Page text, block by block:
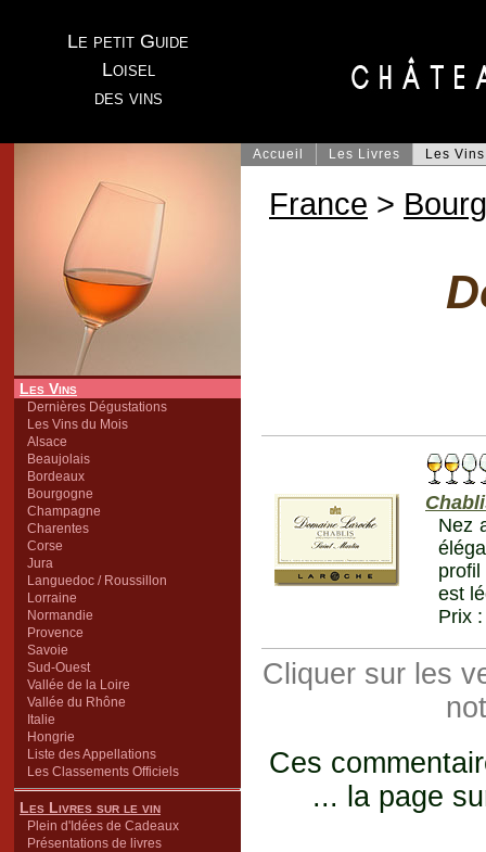
Le petit Guide
Loisel
des vins
Les Vins
Dernières Dégustations
Les Vins du Mois
Alsace
Beaujolais
Bordeaux
Bourgogne
Champagne
Charentes
Corse
Jura
Languedoc / Roussillon
Lorraine
Normandie
Provence
Savoie
Sud-Ouest
Vallée de la Loire
Vallée du Rhône
Italie
Hongrie
Liste des Appellations
Les Classements Officiels
Les Livres sur le vin
Plein d'Idées de Cadeaux
Présentations de livres
Accueil Les Livres Les Vins
France >
Nez
est
Prix
Cliquer sur les
Ces
... la page